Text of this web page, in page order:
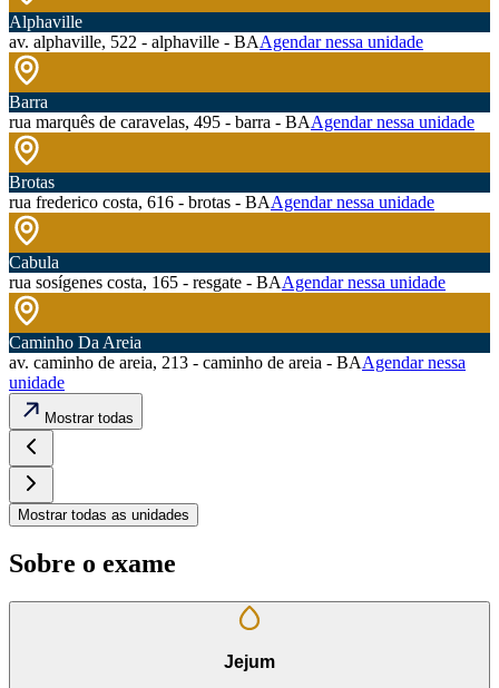
Alphaville
av. alphaville, 522 - alphaville - BAAgendar nessa unidade
Barra
rua marquês de caravelas, 495 - barra - BAAgendar nessa unidade
Brotas
rua frederico costa, 616 - brotas - BAAgendar nessa unidade
Cabula
rua sosígenes costa, 165 - resgate - BAAgendar nessa unidade
Caminho Da Areia
av. caminho de areia, 213 - caminho de areia - BAAgendar nessa
unidade
Mostrar todas
Mostrar todas as unidades
Sobre o exame
Jejum